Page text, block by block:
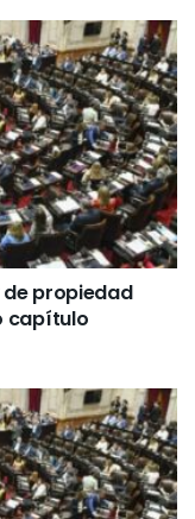
de propiedad
capítulo